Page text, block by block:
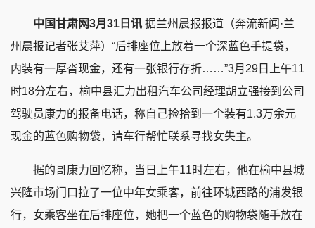
中国甘肃网3月31日讯 据兰州晨报报道（奔流新闻·兰
州晨报记者张艾萍）“后排座位上放着一个深蓝色手提袋，
内装有一厚沓现金，还有一张银行存折……”3月29日上午11
时18分左右，榆中县汇力出租汽车公司经理胡立强接到公司
驾驶员康力的报备电话，称自己捡拾到一个装有1.3万余元
现金的蓝色购物袋，请车行帮忙联系寻找女失主。
据的哥康力回忆称，当日上午11时左右，他在榆中县城
兴隆市场门口拉了一位中年女乘客，前往环城西路的浦发银
行，女乘客坐在后排座位，她把一个蓝色的购物袋随手放在